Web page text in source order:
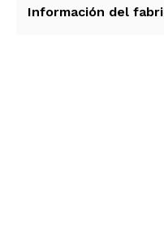
bodas. Al elegir este
Información del